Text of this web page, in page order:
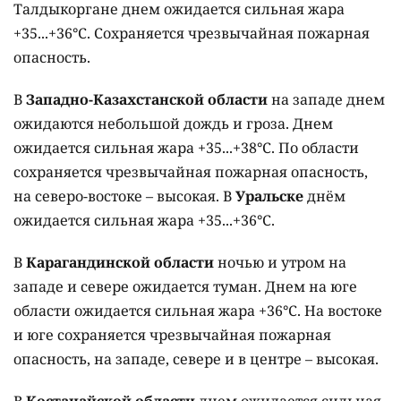
Талдыкоргане днем ожидается сильная жара
+35...+36°C. Сохраняется чрезвычайная пожарная
опасность.
ВЗападно-Казахстанской областина западе днем
ожидаются небольшой дождь и гроза. Днем
ожидается сильная жара +35...+38°C. По области
сохраняется чрезвычайная пожарная опасность,
на северо-востоке – высокая. ВУральскеднём
ожидается сильная жара +35...+36°C.
ВКарагандинской областиночью и утром на
западе и севере ожидается туман. Днем на юге
области ожидается сильная жара +36°C. На востоке
и юге сохраняется чрезвычайная пожарная
опасность, на западе, севере и в центре – высокая.